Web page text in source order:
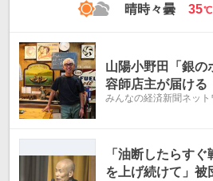
晴時々曇
最
35℃
山陽小野田「銀
容師店主が届ける
みんなの経済新聞ネット
「油断したらす
を上げ続けて」被